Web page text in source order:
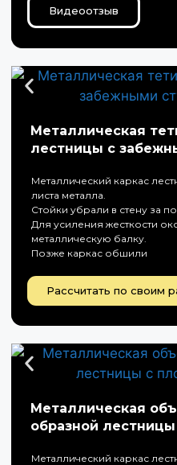
Видеоотзыв
Металлическая
лестницы с
Металлический каркас
листа металла.
Стойки убрали в стену за
Для усиления жесткости
металлическую балку.
Позже каркас обшили
Рассчитать по своим
Металлическая
образной
Металлический каркас